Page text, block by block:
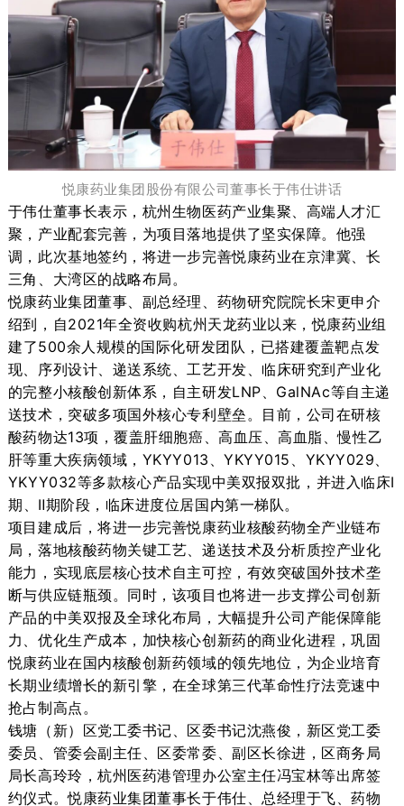
悦康药业集团 股份有限公司董事长于伟仕讲话
于伟仕董事长表示，杭州生物医药产业集聚、高端人才汇
聚，产业配套完善，为项目落地提供了坚实保障。他强
调，此次基地签约，将进一步完善悦康药业在京津冀、长
三角、大湾区的战略布局。
悦康药业集团董事、副总经理、药物研究院院长宋更申介
绍到，自2021年全资收购杭州天龙药业以来，悦康药业组
建了500余人规模的国际化研发团队， 已搭建覆盖靶点发
现、序列设计、递送系统、工艺开发、临床研究到产业化
的完整小核酸创新体系 ， 自主研发LNP、GalNAc等自主递
送技术，突破多项国外核心专利壁垒。 目前 ， 公司在研核
酸药物达13项，覆盖肝细胞癌、高血压、高血脂、慢性乙
肝等重大疾病领域，YKYY013 、YKYY015、 YKYY029、
YKYY032等多款核心产品实现中美双报双批 ， 并进入临床Ⅰ
期 、 Ⅱ期阶段，临床进度位居国内第一梯队。
项目建成后，将进一步完善悦康药业核酸药物全产业链布
局，落地核酸药物关键工艺、递送技术及分析质控产业化
能力，实现底层核心技术自主可控，有效突破国外技术垄
断与供应链瓶颈。同时，该项目也将进一步支撑公司创新
产品的中美双报及全球化布局，大幅提升公司产能保障能
力、优化生产成本，加快核心创新药的商业化进程，巩固
悦康药业在国内核酸创新药领域的领先地位，为企业培育
长期业绩增长的新引擎，在全球第三代革命性疗法竞速中
抢占制高点。
钱塘（新）区党工委书记、区委书记沈燕俊，新区党工委
委员、管委会副主任、区委常委、副区长徐进，区商务局
局长高玲玲，杭州医药港管理办公室主任冯宝林等出席签
约仪式。悦康药业集团董事长于伟仕、总经理于飞、药物